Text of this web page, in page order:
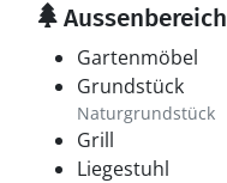
Aussenbereich
Gartenmöbel
Grundstück
Naturgrundstück
Grill
Liegestuhl